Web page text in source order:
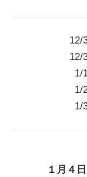
12/
12/
1/
1/
1/
１月４